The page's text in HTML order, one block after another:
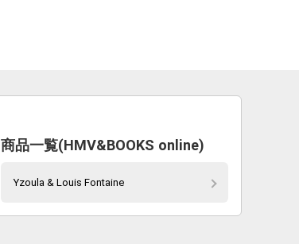
商品一覧(HMV&BOOKS online)
Yzoula & Louis Fontaine